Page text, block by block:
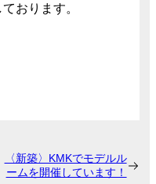
おります。
〈新築〉KMKでモデルル
ームを開催しています！